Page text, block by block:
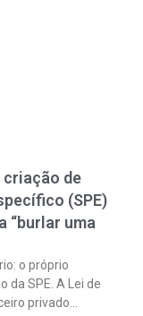
criação de
(SPE)
“burlar uma
o próprio
da SPE. A Lei de
privado